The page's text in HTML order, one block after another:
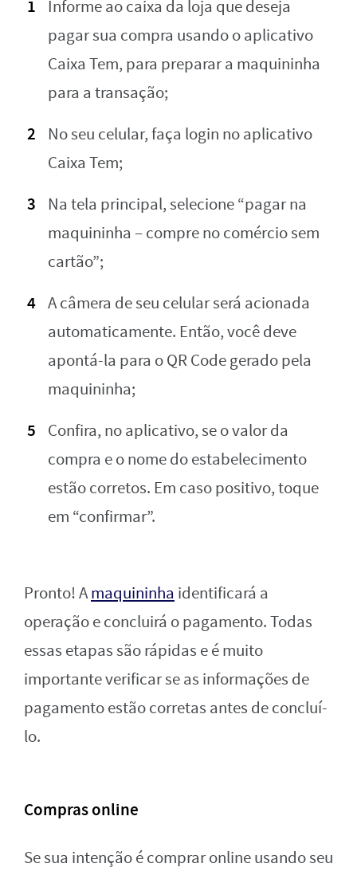
Informe ao caixa da loja que deseja
pagar sua compra usando o aplicativo
Caixa Tem, para preparar a maquininha
para a transação;
No seu celular, faça login no aplicativo
Caixa Tem;
Na tela principal, selecione “pagar na
maquininha – compre no comércio sem
cartão”;
A câmera de seu celular será acionada
automaticamente. Então, você deve
apontá-la para o QR Code gerado pela
maquininha;
Confira, no aplicativo, se o valor da
compra e o nome do estabelecimento
estão corretos. Em caso positivo, toque
em “confirmar”.
Pronto! Amaquininha identificará a
operação e concluirá o pagamento. Todas
essas etapas são rápidas e é muito
importante verificar se as informações de
pagamento estão corretas antes de concluí-
lo.
Compras online
Se sua intenção é comprar online usando seu